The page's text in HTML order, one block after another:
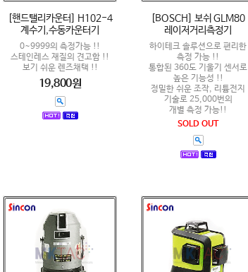
[핸드탤리카운터] H102-4
계수기,수동카운터기
0~9999의 측정가능 !!
스테인레스 재질의 견고함 !!
보기 쉬운 렌즈채택 !!
19,800원
[BOSCH] 보쉬 GLM80
레이저거리측정기
하이테크 솔루션으로 편리한
측정 가능 !!
통합된 360도 기울기 센서로
높은 기능성 !!
정밀한 쉬운 조작, 리튬전지
기술로 25,000번의
개별 측정 가능!!
SOLD OUT